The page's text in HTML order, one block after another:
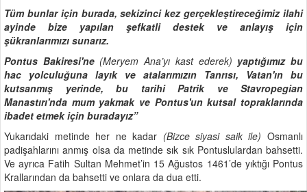
Tüm bunlar için burada, sekizinci kez gerçekleştireceğimiz ilahi
ayinde bize yapılan şefkatli destek ve anlayış için
şükranlarımızı sunarız.
Pontus Bakiresi'ne (Meryem Ana’yı kast ederek) yaptığımız bu
hac yolculuğuna layık ve atalarımızın Tanrısı, Vatan'ın bu
kutsanmış yerinde, bu tarihi Patrik ve Stavropegian
Manastırı'nda mum yakmak ve Pontus'un kutsal topraklarında
ibadet etmek için buradayız”
Yukarıdaki metinde her ne kadar (Bizce siyasi saik ile) Osmanlı
padişahlarını anmış olsa da metinde sık sık Pontuslulardan bahsetti.
Ve ayrıca Fatih Sultan Mehmet’in 15 Ağustos 1461’de yıktığı Pontus
Krallarından da bahsetti ve onlara da dua etti.